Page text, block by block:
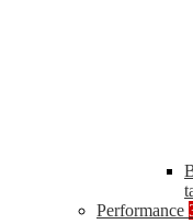
Performance